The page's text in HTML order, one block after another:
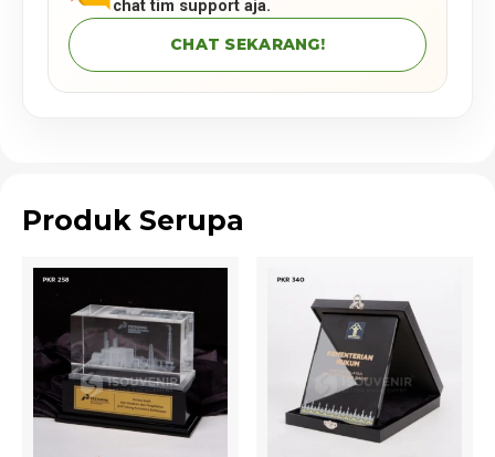
chat tim support aja.
CHAT SEKARANG!
Produk Serupa